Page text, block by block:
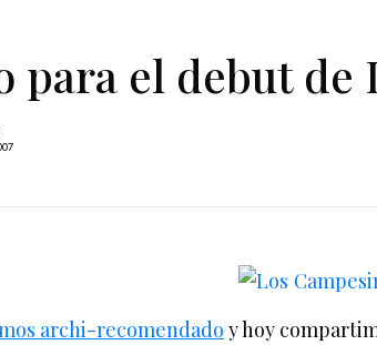
para el debut de
archi-recomendado y hoy